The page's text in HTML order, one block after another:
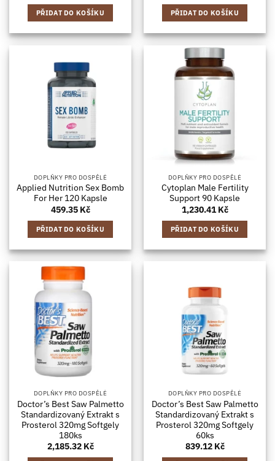
PŘIDAT DO KOŠÍKU PŘIDAT DO KOŠÍKU
DOPLŇKY PRO DOSPĚLÉ
Applied Nutrition Sex Bomb
For Her 120 Kapsle
459.35 Kč
PŘIDAT DO KOŠÍKU
DOPLŇKY PRO DOSPĚLÉ
Cytoplan Male Fertility
Support 90 Kapsle
1,230.41Kč
PŘIDAT DO KOŠÍKU
DOPLŇKY PRO DOSPĚLÉ
Doctor’s Best Saw Palmetto
Standardizovaný Extrakt s
Prosterol 320mg Softgely
180ks
2,185.32 Kč
DOPLŇKY PRO DOSPĚLÉ
Doctor’s Best Saw Palmetto
Standardizovaný Extrakt s
Prosterol 320mg Softgely
60ks
839.12 Kč